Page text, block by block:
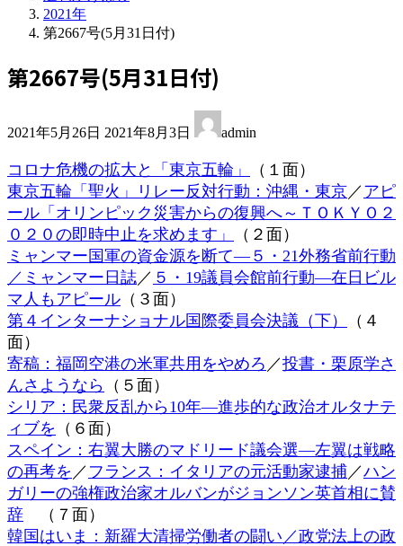
2021年
第2667号(5月31日付)
第2667号(5月31日付)
2021年5月26日 終
新
日
時
:
2021年8月3日 admin
コロナ危機の拡大と「東京五輪」
（１面）
東京五輪「聖火」リレー反対行動：沖縄・東京 ／ アピ
ール「オリンピック災害からの復興へ～ＴＯＫＹＯ２
０２０の即時中止を求めます」
（２面）
ミャンマー国軍の資金源を断て―５・21外務省前行動
／ミャンマー日誌 ／ ５・19議員会館前行動―在日ビル
マ人もアピール （３面）
第４インターナショナル国際委員会決議（下）
（４
面）
寄稿：福岡空港の米軍共用をやめろ ／投書・栗原学さ
んさようなら （５面）
シリア：民衆反乱から10年―進歩的な政治オルタナテ
ィブを （６面）
スペイン：右翼大勝のマドリード議会選―左翼は戦略
の再考を ／ フランス：イタリアの元活動家逮捕 ／ハン
ガリーの強権政治家オルバンがジョンソン英首相に賛
辞 （７面）
韓国はいま：新羅大清掃労働者の闘い／政党法上の政